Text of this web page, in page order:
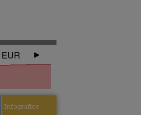
EUR
Infografice